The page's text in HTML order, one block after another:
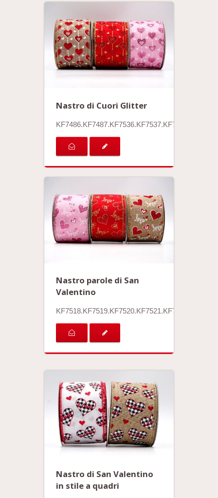
Nastro di Cuori Glitter
KF7486.KF7487.KF7536.KF7537.KF7538.KF7539
Nastro parole di San
Valentino
Nastro di San Valentino
in stile a quadri